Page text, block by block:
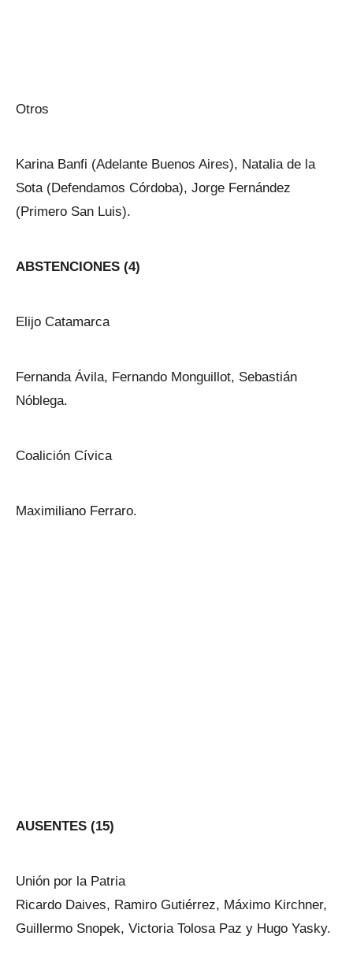
Otros
Karina Banfi (Adelante Buenos Aires), Natalia de la
Sota (Defendamos Córdoba), Jorge Fernández
(Primero San Luis).
ABSTENCIONES (4)
Elijo Catamarca
Fernanda Ávila, Fernando Monguillot, Sebastián
Nóblega.
Coalición Cívica
Maximiliano Ferraro.
AUSENTES (15)
Unión por la Patria
Ricardo Daives, Ramiro Gutiérrez, Máximo Kirchner,
Guillermo Snopek, Victoria Tolosa Paz y Hugo Yasky.